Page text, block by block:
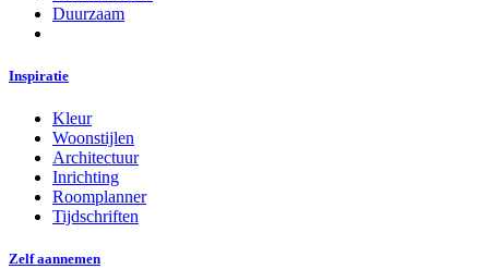
Duurzaam
Inspiratie
Kleur
Woonstijlen
Architectuur
Inrichting
Roomplanner
Tijdschriften
Zelf aannemen